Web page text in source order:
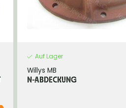
Auf Lager
Willys MB
N-ABDECKUNG